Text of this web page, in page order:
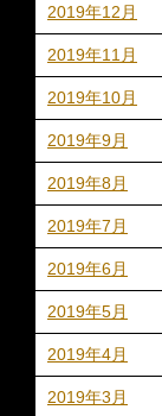
2019年12月
2019年11月
2019年10月
2019年9月
2019年8月
2019年7月
2019年6月
2019年5月
2019年4月
2019年3月